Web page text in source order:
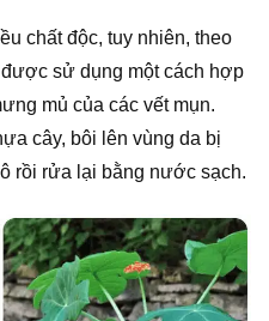
chất độc, tuy nhiên, theo
sử dụng một cách hợp
mủ của các vết mụn.
cây, bôi lên vùng da bị
rồi rửa lại bằng nước sạch.